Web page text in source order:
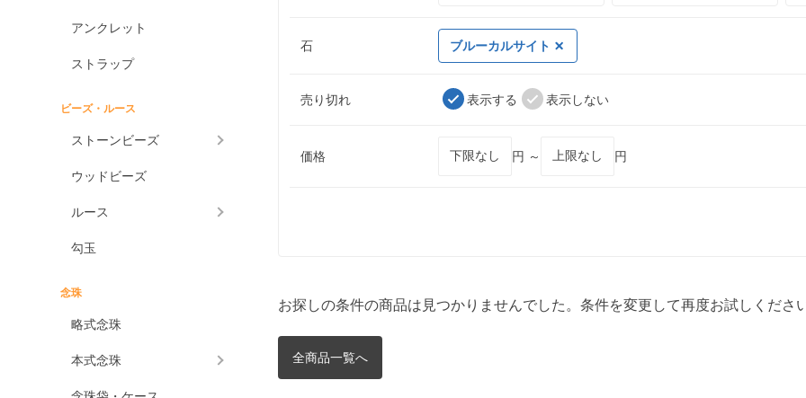
アンクレット
ストラップ
ビーズ・ルース
ストーンビーズ
ウッドビーズ
ルース
勾玉
念珠
略式念珠
本式念珠
石 ブルーカルサイト
売り切れ 表示する 表示しない
価格 円 ～ 円
お探しの条件の商品は見つかりませんでした。条件を変更して再度お試しください
全商品一覧へ